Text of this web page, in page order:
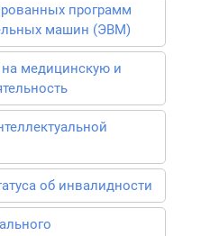
программ
машин (ЭВМ)
медицинскую и
об инвалидности